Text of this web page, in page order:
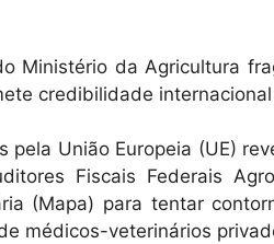
Ministério da Agricultura
credibilidade
União Europeia (UE)
Fiscais Federais
(Mapa) para tentar
médicos-veterinários